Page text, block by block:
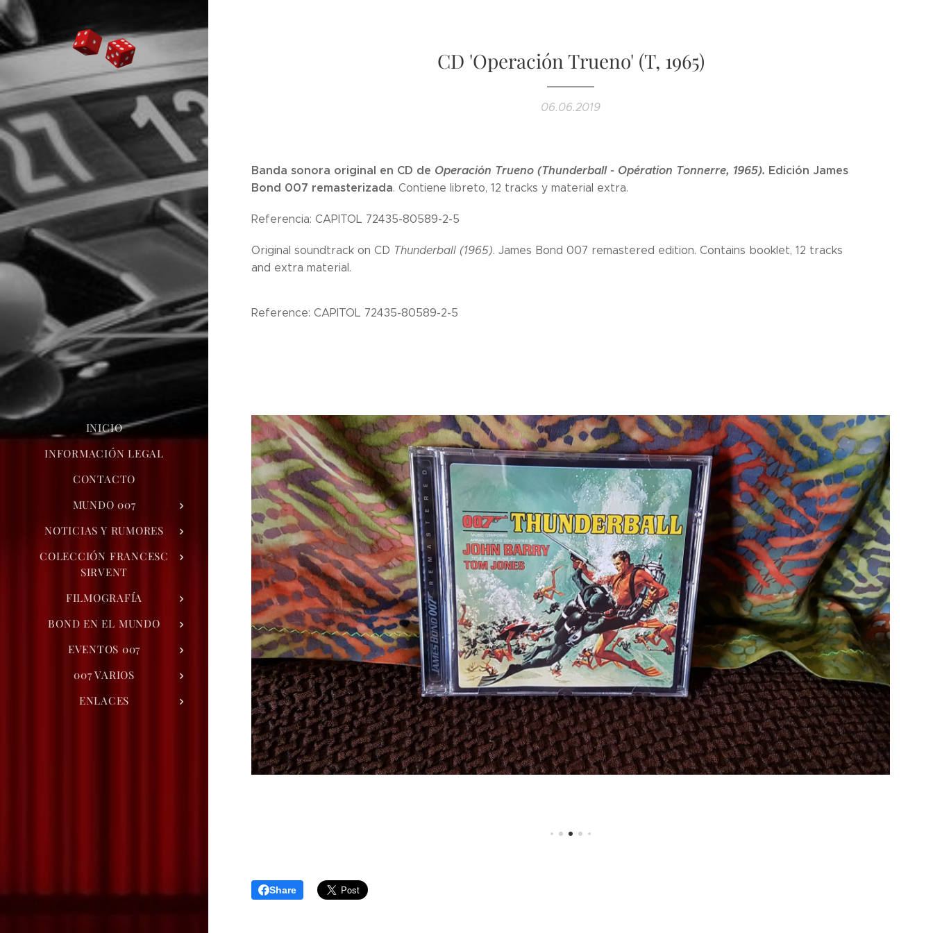
INICIO
INFORMACIÓN LEGAL
CONTACTO
MUNDO 007
NOTICIAS Y RUMORES
COLECCIÓN FRANCESC
SIRVENT
FILMOGRAFÍA
BOND EN EL MUNDO
EVENTOS 007
007 VARIOS
ENLACES
CD 'Operación Trueno' (T, 1965)
06.06.2019
Banda sonora original en CD de Operación Trueno (Thunderball - Opération Tonnerre, 1965). Edición James
Bond 007 remasterizada. Contiene libreto, 12 tracks y material extra.
Referencia: CAPITOL 72435-80589-2-5
Original soundtrack on CD Thunderball (1965). James Bond 007 remastered edition. Contains booklet, 12 tracks
and extra material.
Reference: CAPITOL 72435-80589-2-5
Share